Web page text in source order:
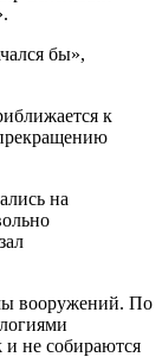
бы»,
к
на
вооружений. По
не собираются